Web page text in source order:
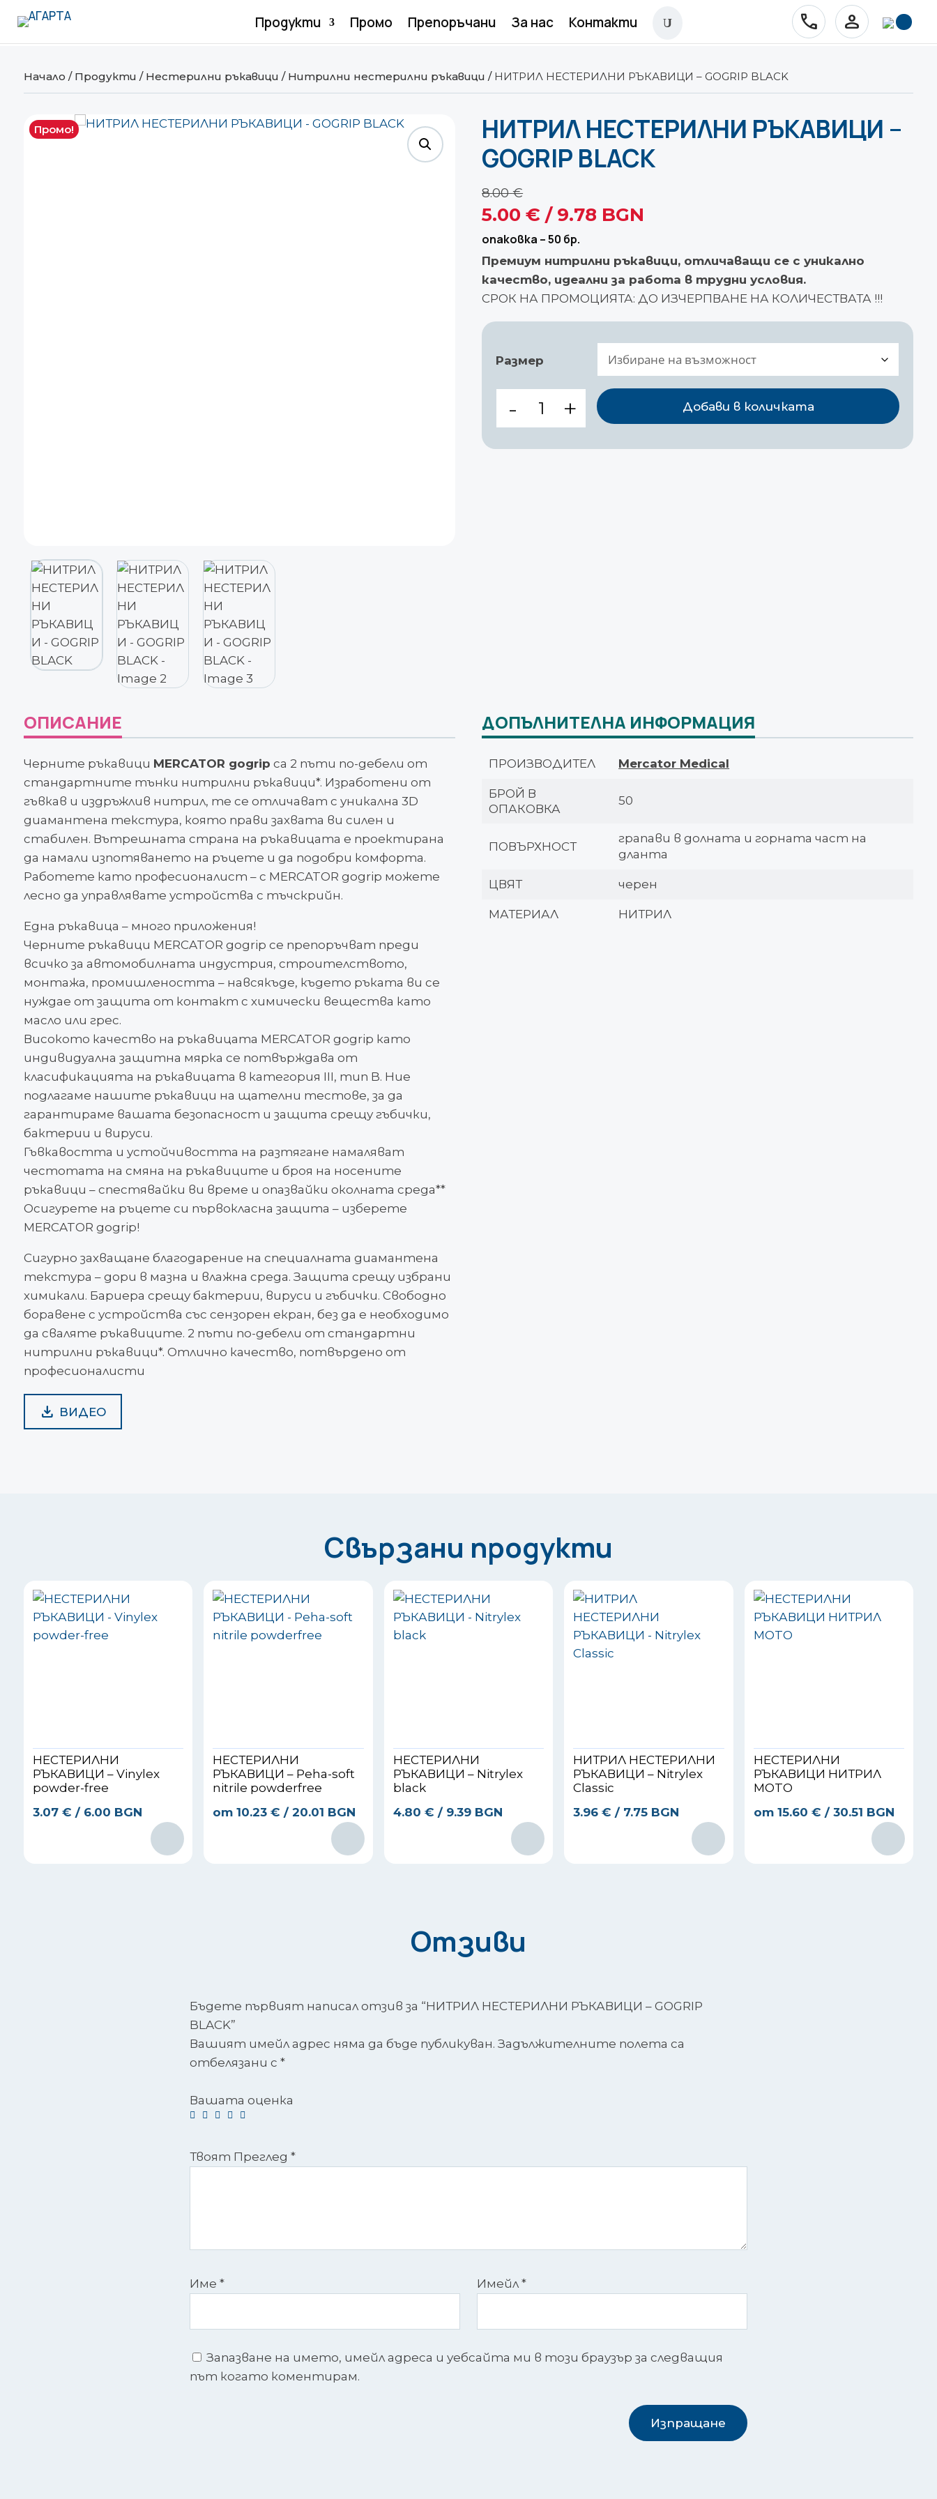
phone person
Продукти Промо Препоръчани За нас Контакти U
Начало / Продукти / Нестерилни ръкавици / Нитрилни нестерилни ръкавици / НИТРИЛ НЕСТЕРИЛНИ РЪКАВИЦИ – GOGRIP BLACK
Промо!
НИТРИЛ НЕСТЕРИЛНИ РЪКАВИЦИ –
GOGRIP BLACK
8.00€
Original
price
was:
8.00 €.
5.00€ / 9.78 BGN
е:
5.00 €.
опаковка – 50 бр.
Премиум нитрилни ръкавици, отличаващи се с уникално
качество, идеални за работа в трудни условия.
СРОК НА ПРОМОЦИЯТА: ДО ИЗЧЕРПВАНЕ НА КОЛИЧЕСТВАТА !!!
Размер
НЕСТЕРИЛНИ
Добави в количката
ОПИСАНИЕ
Черните ръкавици MERCATOR gogrip са 2 пъти по-дебели от
стандартните тънки нитрилни ръкавици*. Изработени от
гъвкав и издръжлив нитрил, те се отличават с уникална 3D
диамантена текстура, която прави захвата ви силен и
стабилен. Вътрешната страна на ръкавицата е проектирана
да намали изпотяването на ръцете и да подобри комфорта.
Работете като професионалист – с MERCATOR gogrip можете
лесно да управлявате устройства с тъчскрийн.
Една ръкавица – много приложения!
Черните ръкавици MERCATOR gogrip се препоръчват преди
всичко за автомобилната индустрия, строителството,
монтажа, промишлеността – навсякъде, където ръката ви се
нуждае от защита от контакт с химически вещества като
масло или грес.
Високото качество на ръкавицата MERCATOR gogrip като
индивидуална защитна мярка се потвърждава от
класификацията на ръкавицата в категория III, тип B. Ние
подлагаме нашите ръкавици на щателни тестове, за да
гарантираме вашата безопасност и защита срещу гъбички,
бактерии и вируси.
Гъвкавостта и устойчивостта на разтягане намаляват
честотата на смяна на ръкавиците и броя на носените
ръкавици – спестявайки ви време и опазвайки околната среда**
Осигурете на ръцете си първокласна защита – изберете
MERCATOR gogrip!
Сигурно захващане благодарение на специалната диамантена
текстура – ​​дори в мазна и влажна среда. Защита срещу избрани
химикали. Бариера срещу бактерии, вируси и гъбички. Свободно
боравене с устройства със сензорен екран, без да е необходимо
да сваляте ръкавиците. 2 пъти по-дебели от стандартни
нитрилни ръкавици*. Отлично качество, потвърдено от
професионалисти
ВИДЕО
ДОПЪЛНИТЕЛНА ИНФОРМАЦИЯ
ПРОИЗВОДИТЕЛ Mercator Medical
БРОЙ В
ОПАКОВКА
50
ПОВЪРХНОСТ
грапави в долната и горната част на
дланта
ЦВЯТ черен
МАТЕРИАЛ НИТРИЛ
Свързани продукти
НЕСТЕРИЛНИ
РЪКАВИЦИ – Vinylex
powder-free
3.07 € / 6.00 BGN
НЕСТЕРИЛНИ
РЪКАВИЦИ – Peha-soft
nitrile powderfree
от 10.23€ / 20.01 BGN
НЕСТЕРИЛНИ
РЪКАВИЦИ – Nitrylex
black
4.80 € / 9.39 BGN
НИТРИЛ НЕСТЕРИЛНИ
РЪКАВИЦИ – Nitrylex
Classic
3.96€ / 7.75 BGN
НЕСТЕРИЛНИ
РЪКАВИЦИ НИТРИЛ
MOTO
от 15.60 € / 30.51 BGN
Отзиви
Бъдете първият написал отзив за “НИТРИЛ НЕСТЕРИЛНИ РЪКАВИЦИ – GOGRIP
BLACK”
Вашият имейл адрес няма да бъде публикуван. Задължителните полета са
отбелязани с *
Вашата оценка
Твоят Преглед *
Име * Имейл *
Запазване на името, имейл адреса и уебсайта ми в този браузър за следващия
път когато коментирам.
Изпращане